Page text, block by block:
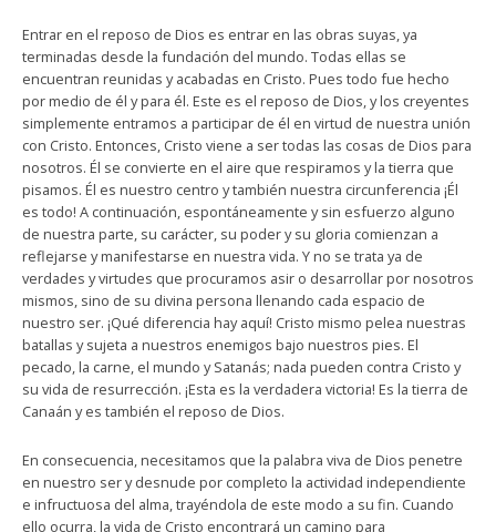
Entrar en el reposo de Dios es entrar en las obras suyas, ya
terminadas desde la fundación del mundo. Todas ellas se
encuentran reunidas y acabadas en Cristo. Pues todo fue hecho
por medio de él y para él. Este es el reposo de Dios, y los creyentes
simplemente entramos a participar de él en virtud de nuestra unión
con Cristo. Entonces, Cristo viene a ser todas las cosas de Dios para
nosotros. Él se convierte en el aire que respiramos y la tierra que
pisamos. Él es nuestro centro y también nuestra circunferencia ¡Él
es todo! A continuación, espontáneamente y sin esfuerzo alguno
de nuestra parte, su carácter, su poder y su gloria comienzan a
reflejarse y manifestarse en nuestra vida. Y no se trata ya de
verdades y virtudes que procuramos asir o desarrollar por nosotros
mismos, sino de su divina persona llenando cada espacio de
nuestro ser. ¡Qué diferencia hay aquí! Cristo mismo pelea nuestras
batallas y sujeta a nuestros enemigos bajo nuestros pies. El
pecado, la carne, el mundo y Satanás; nada pueden contra Cristo y
su vida de resurrección. ¡Esta es la verdadera victoria! Es la tierra de
Canaán y es también el reposo de Dios.
En consecuencia, necesitamos que la palabra viva de Dios penetre
en nuestro ser y desnude por completo la actividad independiente
e infructuosa del alma, trayéndola de este modo a su fin. Cuando
ello ocurra, la vida de Cristo encontrará un camino para